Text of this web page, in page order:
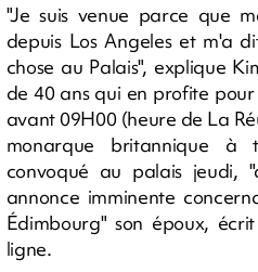
"Je suis venue parce que
depuis Los Angeles et m'a
chose au Palais", explique
de 40 ans qui en profite
avant 09H00 (heure de La
monarque britannique
convoqué au palais jeudi,
annonce imminente
Édimbourg" son époux,
ligne.